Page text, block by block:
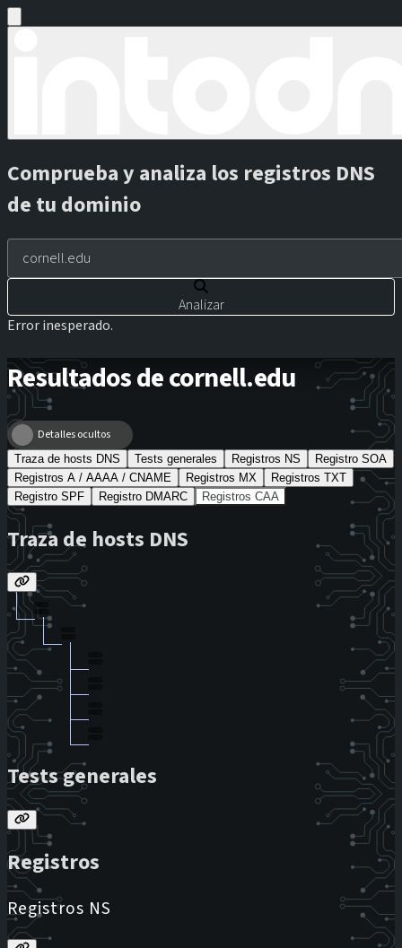
Comprueba y analiza los registros DNS
de tu dominio
Analizar
Error inesperado.
Resultados de cornell.edu
Detalles ocultos
Traza de hosts DNS Tests generales Registros NS
Registro SOA
Registros A / AAAA / CNAME
Registros MX
Registros TXT
Registro SPF
Registro DMARC Registros CAA
Traza de hosts DNS
Tests generales
Registros
Registros NS